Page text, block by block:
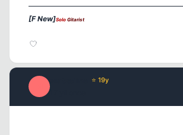
[F New]Solo Gitarist
⭐ 19y